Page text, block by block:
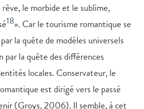
le morbide et le sublime,
18». Car le tourisme romantique se
la quête de modèles universels
par la quête des différences
locales. Conservateur, le
est dirigé vers le passé
(Groys, 2006). Il semble, à cet